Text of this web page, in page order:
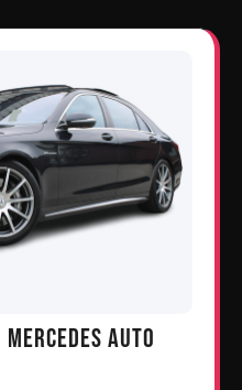
auto